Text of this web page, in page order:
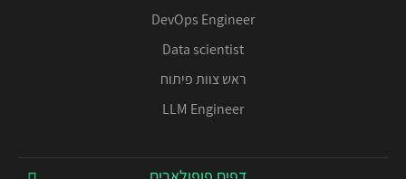
DevOps Engineer
Data scientist
ראש צוות פיתוח
LLM Engineer